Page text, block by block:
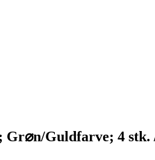
Gr⌀n/Guldfarve; 4